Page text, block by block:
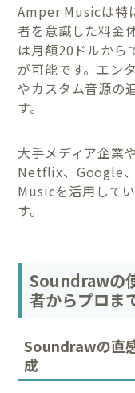
Amper Musicは特
者を意識した料金
は月額20ドルから
が可能です。エン
やカスタム音源の
す。
大手メディア企業
Netflix、Google
Musicを活用して
す。
Soundrawの
者からプロま
Soundrawの直
成